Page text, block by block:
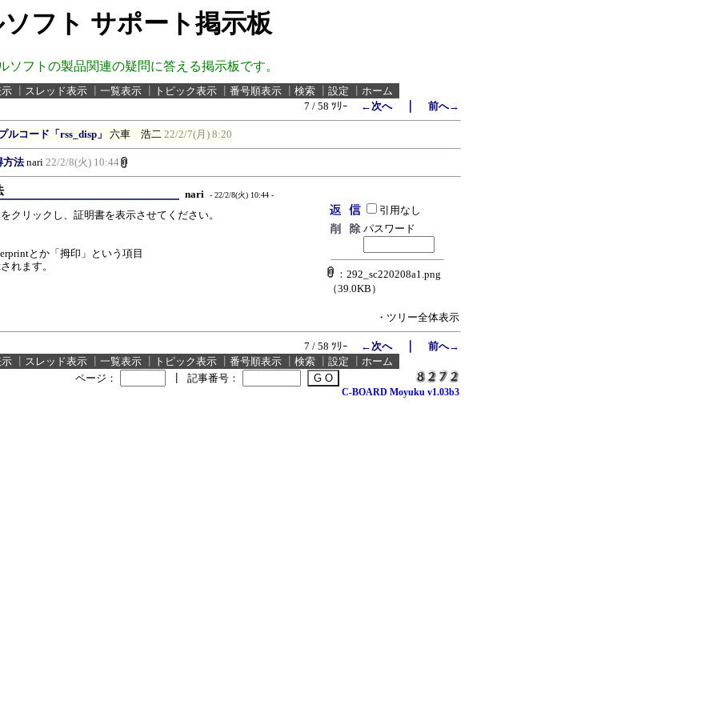
フト サポート掲示板
ソフトの製品関連の疑問に答える掲示板です。
スレッド表示 一覧表示 トピック表示 番号順表示 検索 設定
ホーム
7 / 58 ﾂﾘｰ
←次へ｜ 前へ→
ルコード「rss_disp」 六車 浩二 22/2/7(月) 8:20
方法nari 22/2/8(火) 10:44
nari - 22/2/8(火) 10:44 -
クリックし、証明書を表示させてください。
とか「拇印」という項目
れます。
引用なし
パスワード
：292_sc220208a1.png
（39.0KB）
・ツリー全体表示
7 / 58 ﾂﾘｰ ←次へ｜ 前へ→
スレッド表示 一覧表示 トピック表示 番号順表示 検索 設定
ホーム
ページ：
記事番号：
C-BOARD Moyuku v1.03b3